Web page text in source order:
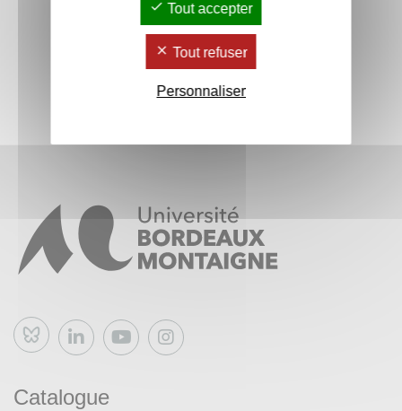
Bluesky
Catalogue
Tout accepter
Tout refuser
Personnaliser